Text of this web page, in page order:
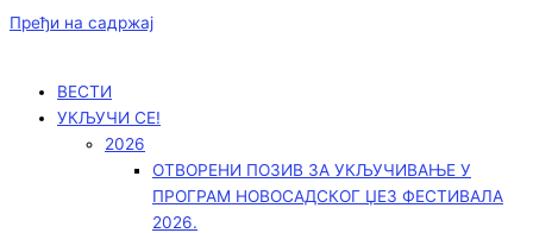
Пређи на садржај
ВЕСТИ
УКЉУЧИ СЕ!
2026
ОТВОРЕНИ ПОЗИВ ЗА УКЉУЧИВАЊЕ У
ПРОГРАМ НОВОСАДСКОГ ЏЕЗ ФЕСТИВАЛА
2026.